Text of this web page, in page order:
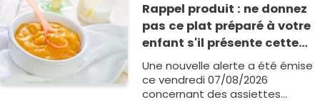
Rappel produit : ne donnez
pas ce plat préparé à votre
enfant s'il présente cette
allergie
Une nouvelle alerte a été émise
ce vendredi 07/08/2026
concernant des assiettes